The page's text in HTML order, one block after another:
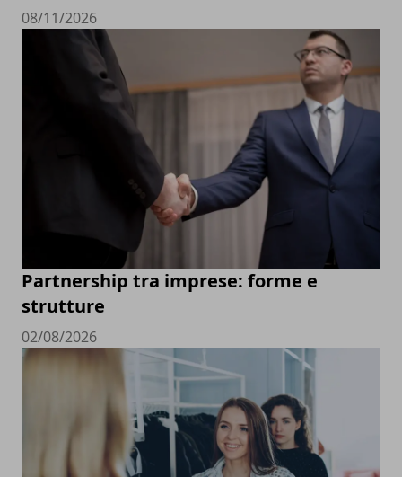
08/11/2026
Partnership tra imprese: forme e
strutture
02/08/2026